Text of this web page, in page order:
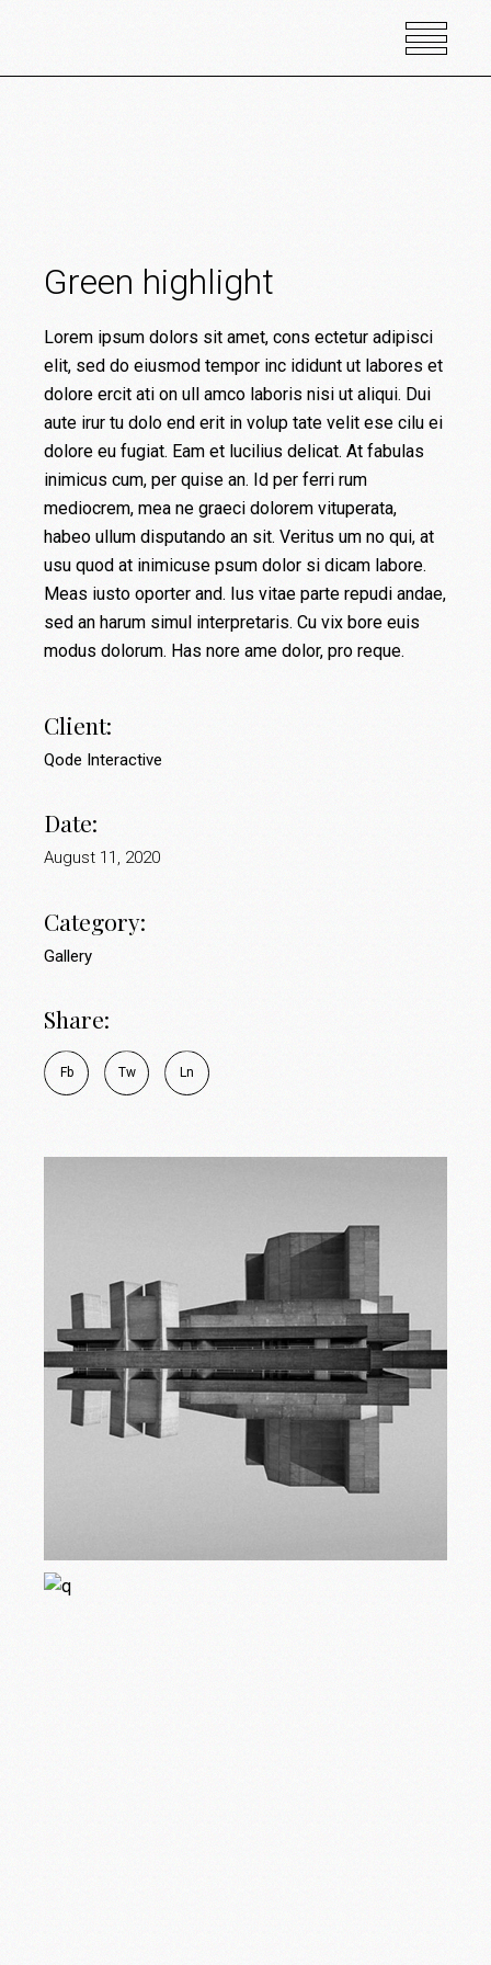
Green highlight
Lorem ipsum dolors sit amet, cons ectetur adipisci
elit, sed do eiusmod tempor inc ididunt ut labores et
dolore ercit ati on ull amco laboris nisi ut aliqui. Dui
aute irur tu dolo end erit in volup tate velit ese cilu ei
dolore eu fugiat. Eam et lucilius delicat. At fabulas
inimicus cum, per quise an. Id per ferri rum
mediocrem, mea ne graeci dolorem vituperata,
habeo ullum disputando an sit. Veritus um no qui, at
usu quod at inimicuse psum dolor si dicam labore.
Meas iusto oporter and. Ius vitae parte repudi andae,
sed an harum simul interpretaris. Cu vix bore euis
modus dolorum. Has nore ame dolor, pro reque.
Client:
Qode Interactive
Date:
August 11, 2020
Category:
Gallery
Share:
Fb Tw Ln